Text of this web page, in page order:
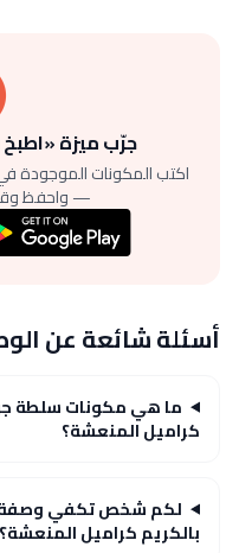
جرّب ميزة
اكتب المكونات الموجودة
— واحفظ
أسئلة شائعة عن
ما هي مكونات سلطة
كراميل المنعشة؟
لكم شخص تكفي وصفة
بالكريم كراميل المنعشة؟